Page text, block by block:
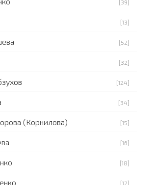
[39]
[13]
[52]
[32]
[124]
[34]
(Корнилова) [15]
[16]
[18]
[12]